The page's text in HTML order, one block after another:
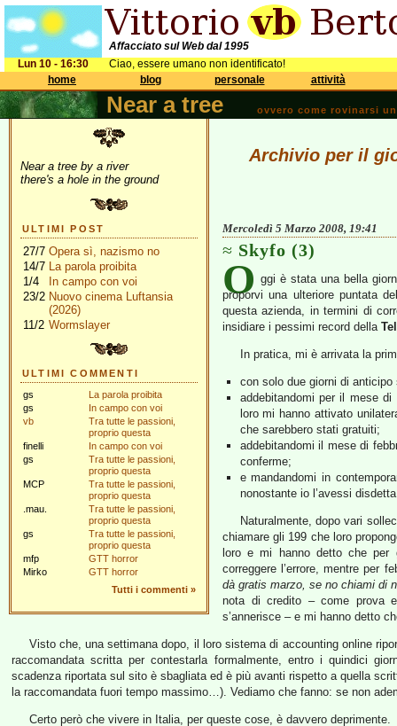
Affacciato sul Web dal 1995
Lun 10 - 16:30
Ciao, essere umano non identificato!
home
blog personale attività
Near a tree ovvero come rovinarsi
Near a tree by a river
there's a hole in the ground
ULTIMI POST
27/7 Opera sì, nazismo no
14/7 La parola proibita
1/4
In campo con voi
23/2 Nuovo cinema Luftansia
(2026)
11/2 Wormslayer
ULTIMI COMMENTI
gs
La parola proibita
gs
In campo con voi
vb
Tra tutte le passioni,
proprio questa
finelli
In campo con voi
gs
Tra tutte le passioni,
proprio questa
MCP
Tra tutte le passioni,
proprio questa
.mau.
Tra tutte le passioni,
proprio questa
gs
Tra tutte le passioni,
proprio questa
mfp
GTT horror
Mirko
GTT horror
Tutti i commenti »
Archivio per il
Mercoledì 5 Marzo 2008, 19:41
Skyfo (3)
O ggi è stata una bella
proporvi una ulteriore puntata
questa azienda, in termini di
insidiare i pessimi record della
In pratica, mi è arrivata la
con solo due giorni di
addebitandomi per il mese
loro mi hanno attivato
che sarebbero stati gratuiti;
addebitandomi il mese di
conferme;
e mandandomi in
nonostante io l’avessi
Naturalmente, dopo vari
chiamare gli 199 che loro
loro e mi hanno detto che per
correggere l’errore, mentre per
dà gratis marzo, se no chiami di
nota di credito – come prova
s’annerisce – e mi hanno detto
Visto che, una settimana dopo, il loro sistema di accounting online
raccomandata scritta per contestarla formalmente, entro i quindici
scadenza riportata sul sito è sbagliata ed è più avanti rispetto a quella
la raccomandata fuori tempo massimo…). Vediamo che fanno: se non
Certo però che vivere in Italia, per queste cose, è davvero deprimente.